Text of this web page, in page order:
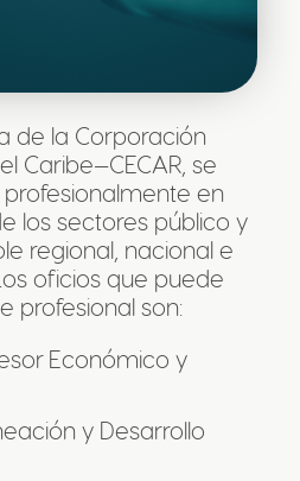
de la Corporación
Caribe—CECAR, se
en
los sectores público y
regional, nacional e
oficios que puede
profesional son:
Económico y
y Desarrollo